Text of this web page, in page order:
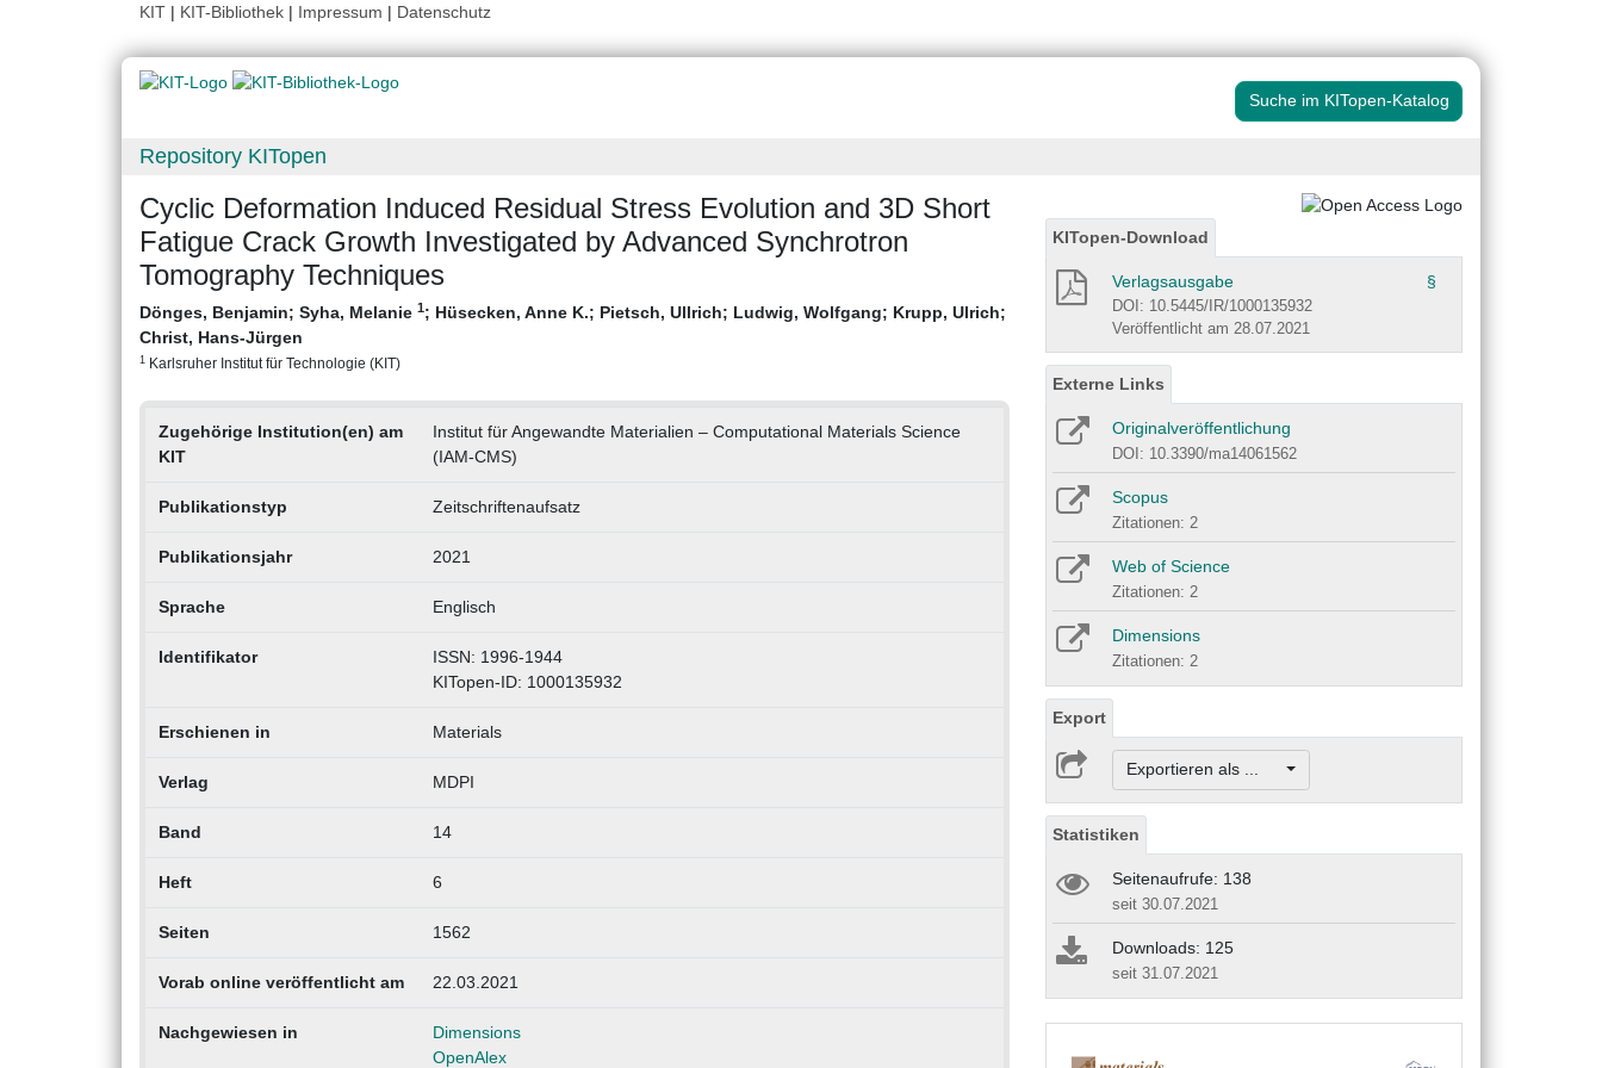
KIT | KIT-Bibliothek | Impressum | Datenschutz
Suche im KITopen-Katalog
Repository KITopen
Cyclic Deformation Induced Residual Stress Evolution and 3D Short
Fatigue Crack Growth Investigated by Advanced Synchrotron
Tomography Techniques
Dönges, Benjamin; Syha, Melanie 1; Hüsecken, Anne K.; Pietsch, Ullrich; Ludwig, Wolfgang; Krupp, Ulrich;
Christ, Hans-Jürgen
1 Karlsruher Institut für Technologie (KIT)
Zugehörige Institution(en) am
KIT
Institut für Angewandte Materialien – Computational Materials Science
(IAM-CMS)
Publikationstyp Zeitschriftenaufsatz
Publikationsjahr 2021
Sprache Englisch
Identifikator
ISSN: 1996-1944
KITopen-ID: 1000135932
Erschienen in Materials
Verlag MDPI
Band 14
Heft 6
Seiten 1562
Vorab online veröffentlicht am 22.03.2021
Nachgewiesen in
Dimensions
OpenAlex
KITopen-Download
Verlagsausgabe §
DOI: 10.5445/IR/1000135932
Veröffentlicht am 28.07.2021
Externe Links
Originalveröffentlichung
DOI: 10.3390/ma14061562
Scopus
Zitationen: 2
Web of Science
Zitationen: 2
Dimensions
Zitationen: 2
Export
Exportieren als ...
Statistiken
Seitenaufrufe: 138
seit 30.07.2021
Downloads: 125
seit 31.07.2021